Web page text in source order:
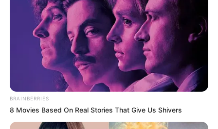
BRAINBERRIES
8 Movies Based On Real Stories That Give Us Shivers